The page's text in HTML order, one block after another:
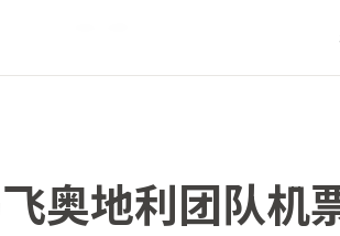
到省钱攻略全解析
奥地利团队机